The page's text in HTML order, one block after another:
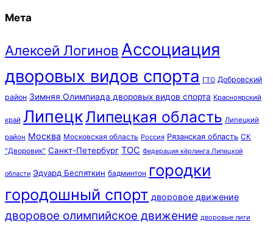
Мета
Алексей Логинов Ассоциация
дворовых видов спорта ГТО Добровский
район Зимняя Олимпиада дворовых видов спорта Красноярский
край ЛипецкЛипецкая область Липецкий
район Москва Московская область Россия Рязанская область СК
"Дворовик" Санкт-Петербург ТОС Федерация кёрлинга Липецкой
области Эдуард Беспяткин бадминтон городки
городошный спорт дворовое движение
дворовое олимпийское движение дворовые лиги